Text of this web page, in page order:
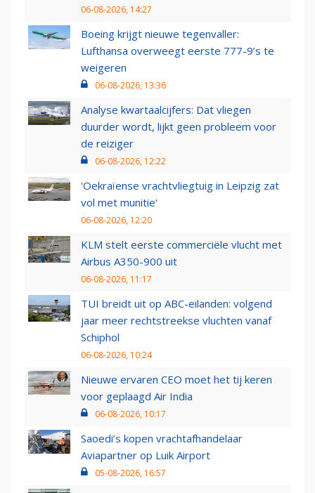
06-08-2026, 14:27
Boeing krijgt nieuwe tegenvaller:
Lufthansa overweegt eerste 777-9’s te
weigeren
06-08-2026, 13:36
Analyse kwartaalcijfers: Dat vliegen
duurder wordt, lijkt geen probleem voor
de reiziger
06-08-2026, 12:22
'Oekraïense vrachtvliegtuig in Leipzig zat
vol met munitie'
06-08-2026, 12:20
KLM stelt eerste commerciële vlucht met
Airbus A350-900 uit
06-08-2026, 11:17
TUI breidt uit op ABC-eilanden: volgend
jaar meer rechtstreekse vluchten vanaf
Schiphol
06-08-2026, 10:24
Nieuwe ervaren CEO moet het tij keren
voor geplaagd Air India
06-08-2026, 10:17
Saoedi’s kopen vrachtafhandelaar
Aviapartner op Luik Airport
05-08-2026, 16:57